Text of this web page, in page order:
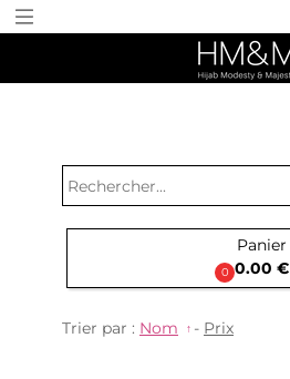
0
Panier
0.00 €
Trier par : Nom - Prix